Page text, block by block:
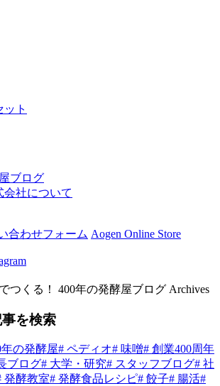
ト
ブログ
会社について
合わせフォーム Aogen Online Store
つくる！ 400年の発酵屋ブログ Archives
を検索
の発酵屋# ペディオ# 味噌# 創業400周年
ブログ# 大学・研究# スタッフブログ# 社
発酵教室# 発酵食品レシピ# 餃子# 腸活#